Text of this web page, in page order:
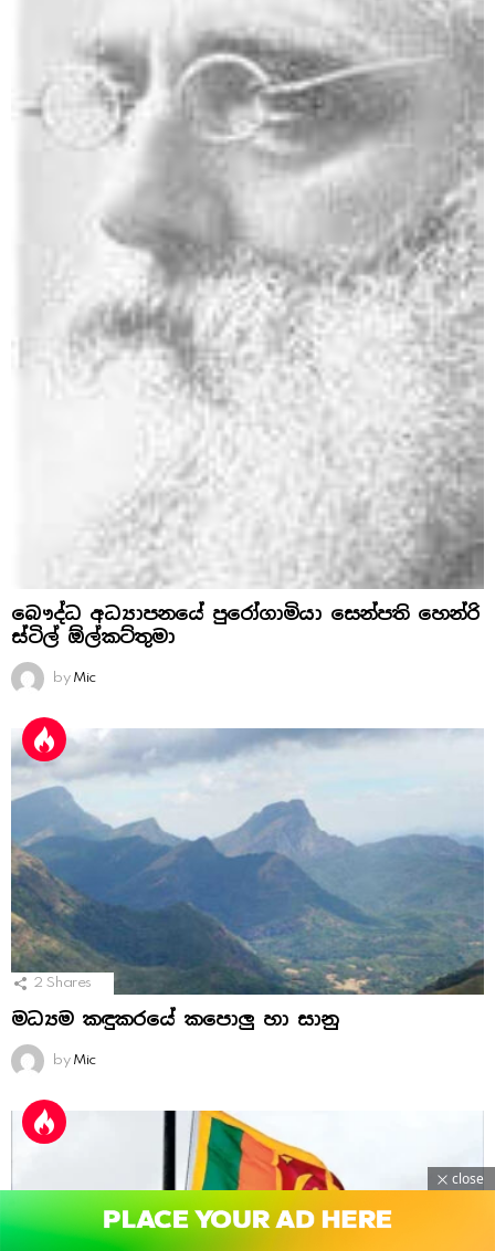
බෞද්ධ අධ්‍යාපනයේ පුරෝගාමියා සෙන්පති හෙන්රි
ස්‌ටිල් ඕල්කට්‌තුමා
by Mic
2 Shares
මධ්‍යම කඳුකරයේ කපොලු හා සානු
by Mic
close